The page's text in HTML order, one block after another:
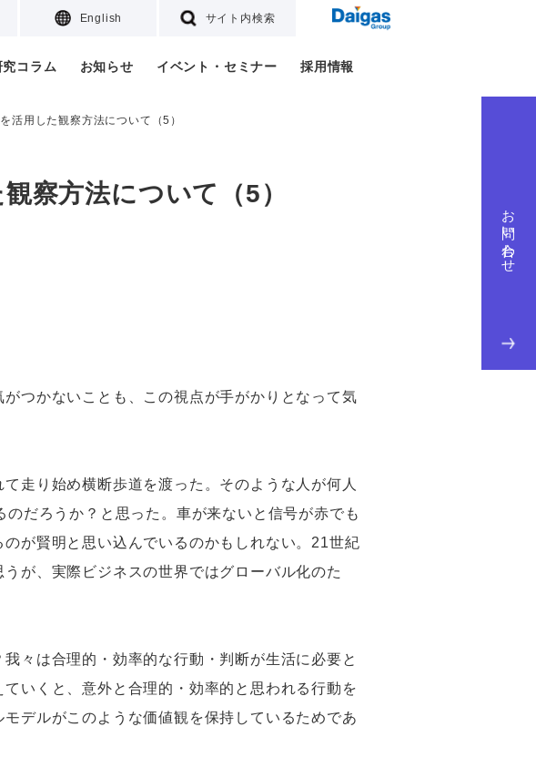
English サイト内検索
コラム お知らせ イベント・セミナー 採用情報
お問い合わせ
用した観察方法について（5）
察方法について（5）
つかないことも、この視点が手がかりとなって気
走り始め横断歩道を渡った。そのような人が何人
だろうか？と思った。車が来ないと信号が赤でも
が賢明と思い込んでいるのかもしれない。21世紀
が、実際ビジネスの世界ではグローバル化のた
々は合理的・効率的な行動・判断が生活に必要と
いくと、意外と合理的・効率的と思われる行動を
デルがこのような価値観を保持しているためであ